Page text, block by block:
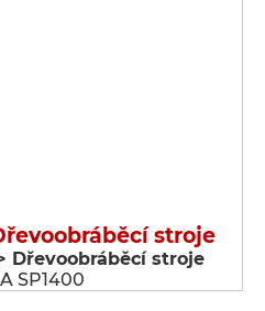
stroje
Dřevoobráběcí stroje
SP1400